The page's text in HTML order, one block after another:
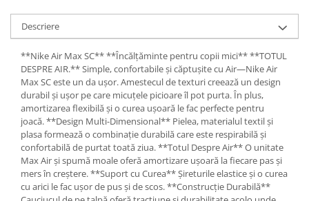
Descriere
**Nike Air Max SC** **Încălțăminte pentru copii mici** **TOTUL
DESPRE AIR.** Simple, confortabile și căptușite cu Air—Nike Air
Max SC este un da ușor. Amestecul de texturi creează un design
durabil și ușor pe care micuțele picioare îl pot purta. În plus,
amortizarea flexibilă și o curea ușoară le fac perfecte pentru
joacă. **Design Multi-Dimensional** Pielea, materialul textil și
plasa formează o combinație durabilă care este respirabilă și
confortabilă de purtat toată ziua. **Totul Despre Air** O unitate
Max Air și spumă moale oferă amortizare ușoară la fiecare pas și
mers în creștere. **Suport cu Curea** Șireturile elastice și o curea
cu arici le fac ușor de pus și de scos. **Construcție Durabilă**